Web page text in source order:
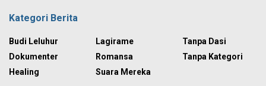
Kategori Berita
Budi Leluhur
Dokumenter
Healing
Lagirame
Romansa
Suara Mereka
Tanpa Dasi
Tanpa Kategori